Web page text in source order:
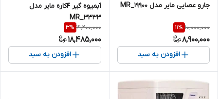
جارو عصایی مایر مدل MR_19900
10,000,000
11%
8,900,000
افزودن به سبد
آبمیوه گیر 4کاره مایر مدل
MR_3333
19,200,000
3%
18,485,000
افزودن به سبد